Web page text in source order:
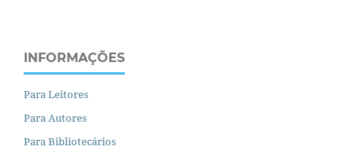
INFORMAÇÕES
Para Leitores
Para Autores
Para Bibliotecários